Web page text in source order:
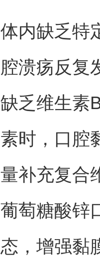
体内缺乏特
腔溃疡反复
缺乏维生素
素时，口腔
量补充复合
葡萄糖酸锌
态，增强黏